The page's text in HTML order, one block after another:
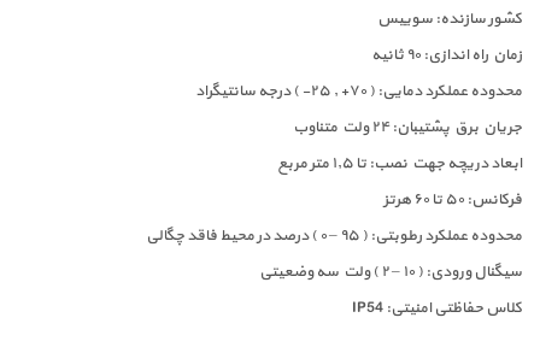
کشور سازنده: سوییس
زمان راه اندازی: ۹۰ ثانیه
محدوده عملکرد دمایی: ( ۷۰+ , ۲۵- ) درجه سانتیگراد
جریان برق پشتیبان: ۲۴ ولت متناوب
ابعاد دریچه جهت نصب: تا ۱٫۵ متر مربع
فرکانس: ۵۰ تا ۶۰ هرتز
محدوده عملکرد رطوبتی: ( ۹۵ – ۰ ) درصد در محیط فاقد چگالی
سیگنال ورودی: ( ۱۰ – ۲ ) ولت سه وضعیتی
کلاس حفاظتی امنیتی: IP54